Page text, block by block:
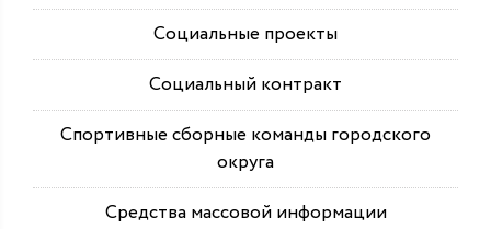
Социальные проекты
Социальный контракт
Спортивные сборные команды городского
округа
Средства массовой информации